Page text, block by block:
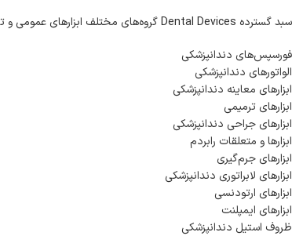
سبد گسترده Dental Devices گروه‌های مختلف ابزارهای عمومی و تخصصی را پوشش می‌دهد. مهم‌ترین مسیرهای بررسی این محصولات عبارت‌اند از:
فورسپس‌های دندانپزشکی
الواتورهای دندانپزشکی
ابزارهای معاینه دندانپزشکی
ابزارهای ترمیمی
ابزارهای جراحی دندانپزشکی
ابزارها و متعلقات رابردم
ابزارهای جرم‌گیری
ابزارهای لابراتوری دندانپزشکی
ابزارهای ارتودنسی
ابزارهای ایمپلنت
ظروف استیل دندانپزشکی